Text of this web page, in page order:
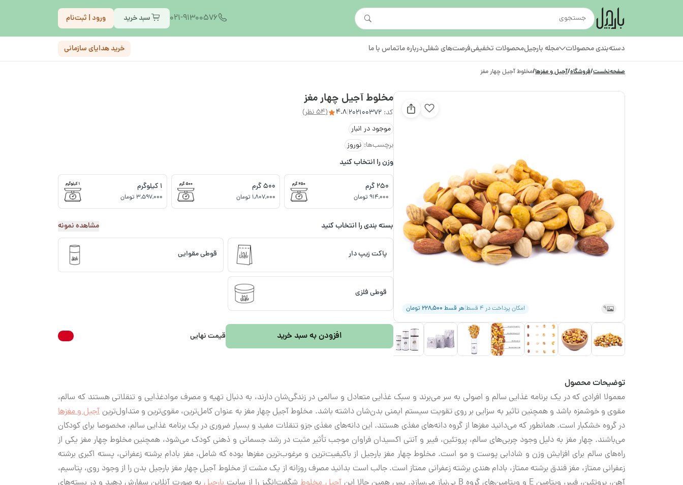
021-91300576 سبد خرید ورود | ثبت‌نام
دسته‌بندی محصولات مجله بارجیلمحصولات تخفیفیفرصت‌های شغلیدرباره ماتماس با ما خرید هدایای سازمانی
صفحه‌نخست/فروشگاه/آجیل و مغزها/مخلوط آجیل چهار مغز
9 امکان پرداخت در ۴ قسط |هر قسط ۲۲۸,۵۰۰ تومان
مخلوط آجیل چهار مغز
کد: 202100372
|
4.8
(54 نظر)
موجود در انبار
برچسب‌ها: نوروز
وزن را انتخاب کنید
250 گرم
914,000 تومان
500 گرم
1,807,000 تومان
1 کیلوگرم
3,597,000 تومان
بسته بندی را انتخاب کنید مشاهده نمونه
پاکت زیپ دار قوطی مقوایی
قوطی فلزی
افزودن به سبد خرید قیمت نهایی
توضیحات محصول
معمولا افرادی که در یک برنامه غذایی سالم و اصولی به سر می‌برند و سبک غذایی متعادل و سالمی در زندگی‌شان دارند، به دنبال تهیه و مصرف موادغذایی و تنقلاتی هستند که سالم،
مقوی و خوشمزه باشد و همچنین تاثیر به سزایی بر روی تقویت سیستم ایمنی بدن‌شان داشته باشد. مخلوط آجیل چهار مغز به عنوان کامل‌ترین، مقوی‌ترین و متداول‌ترینآجیل‌ و مغزها
در گروه خشکبار است. همانطور که می‌دانید مغزها از گروه دانه‌های مغذی هستند. این دانه‌های ‌مغذی جزو تنقلات مفید و بسیار ضروری در یک برنامه غذایی سالم، مخصوصا برای کودکان
می‌باشند. چهار مغز به دلیل وجود چربی‌های سالم، پروتئین، فیبر و آنتی اکسیدان فراوان موجب تأثیر مثبت در رشد جسمانی و ذهنی کودک می‌شود، همچنین مخلوط چهار مغز یکی از
راه‌های سالم برای افزایش وزن و شادابی پوست و مو است. مخلوط چهار مغز بارجیل از باکیفیت‌ترین و مرغوب‌ترین مغزها بوده که شامل، مغز بادام برشته زعفرانی، پسته اکبری برشته
زعفرانی ممتاز، مغز فندق برشته ممتاز، بادام هندی برشته زعفرانی ممتاز است. جالب است بدانید مصرف روزانه از یک مشت از مخلوط آجیل چهار مغز بارجیل بدن را از وجود روی، پتاسیم،